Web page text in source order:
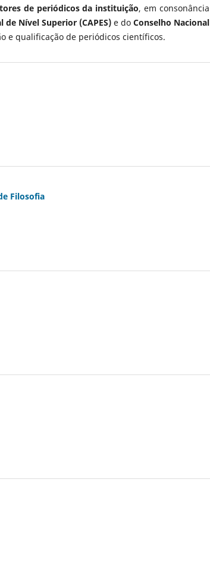
de periódicos da instituição, em consonância
Nível Superior (CAPES)e do Conselho Nacional
e qualificação de periódicos científicos.
Filosofia